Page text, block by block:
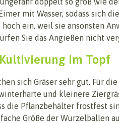
mit Wasser, sodass sich
ein, weil sie ansonsten
Sie das Angießen nicht
im Topf
sich Gräser sehr gut. Für
und kleinere
die Pflanzbehälter frostfest
Größe der Wurzelballen